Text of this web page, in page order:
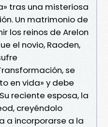
tras una misteriosa
Un matrimonio de
los reinos de Arelon
el novio, Raoden,
se
en vida» y debe
reciente esposa, la
creyéndolo
a incorporarse a la